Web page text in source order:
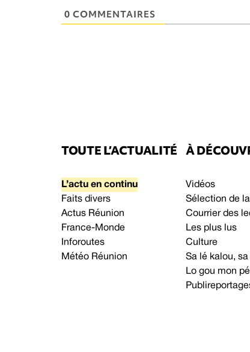
0 COMMENTAIRES
TOUTE L’ACTUALITÉ
L’actu en continu
Faits divers
Actus Réunion
France-Monde
Inforoutes
Météo Réunion
À
Vidéos
Sélection de
Courrier des
Les plus lus
Culture
Sa lé kalou,
Lo gou mon